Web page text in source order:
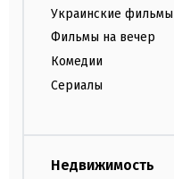
Украинские фильмы
Фильмы на вечер
Комедии
Сериалы
Недвижимость